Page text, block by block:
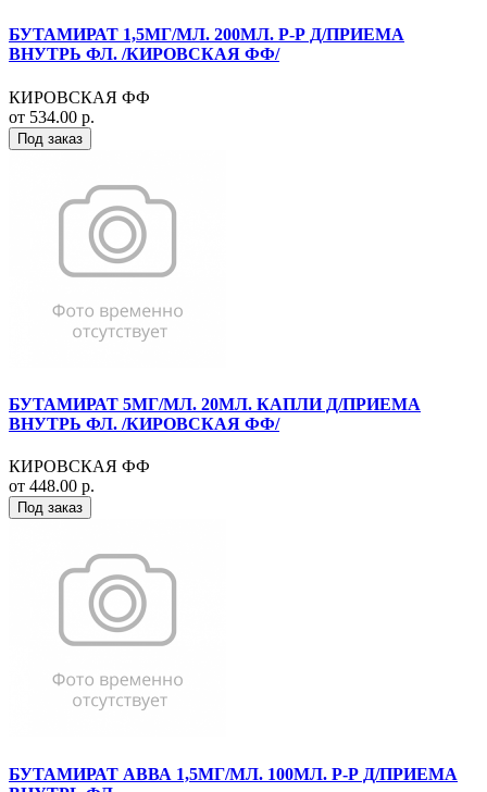
БУТАМИРАТ 1,5МГ/МЛ. 200МЛ. Р-Р Д/ПРИЕМА
ВНУТРЬ ФЛ. /КИРОВСКАЯ ФФ/
КИРОВСКАЯ ФФ
от 534.00 р.
Под заказ
БУТАМИРАТ 5МГ/МЛ. 20МЛ. КАПЛИ Д/ПРИЕМА
ВНУТРЬ ФЛ. /КИРОВСКАЯ ФФ/
КИРОВСКАЯ ФФ
от 448.00 р.
Под заказ
БУТАМИРАТ АВВА 1,5МГ/МЛ. 100МЛ. Р-Р Д/ПРИЕМА